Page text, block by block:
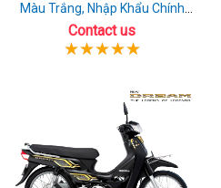
Màu Trắng, Nhập Khẩu Chính
Hãng
Contact us